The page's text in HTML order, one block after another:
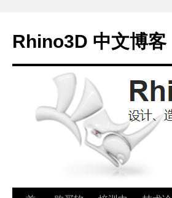
Rhino3D 中文博客